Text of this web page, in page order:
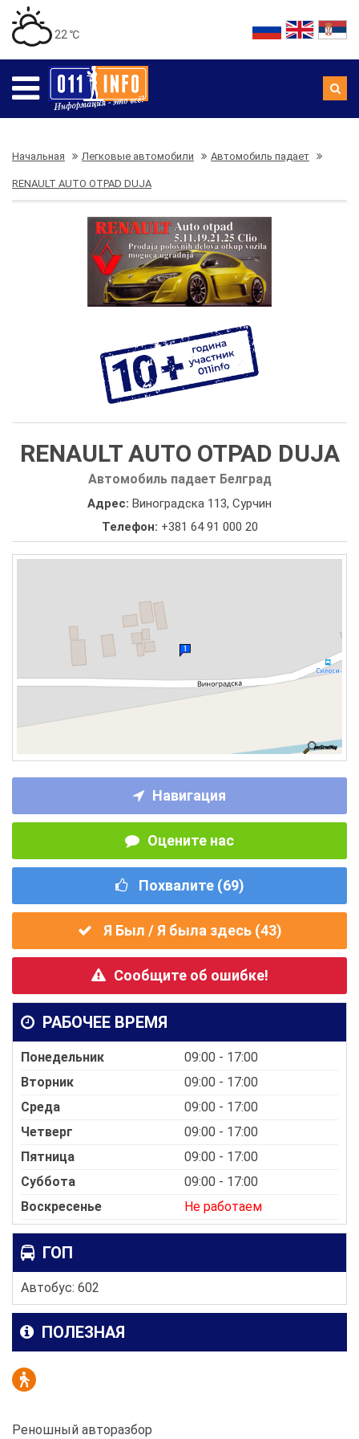
22 ℃
Начальная Легковые автомобили Автомобиль падает
RENAULT AUTO OTPAD DUJA
RENAULT AUTO OTPAD DUJA
Автомобиль падает Белград
Адрес: Виноградска 113, Сурчин
Телефон: +381 64 91 000 20
Навигация
Оцените нас
Похвалите (69)
Я Был / Я была здесь (43)
Сообщите об ошибке!
РАБОЧЕЕ ВРЕМЯ
Понедельник
09:00 - 17:00
Вторник
09:00 - 17:00
Среда
09:00 - 17:00
Четверг
09:00 - 17:00
Пятница
09:00 - 17:00
Суббота
09:00 - 17:00
Воскресенье
Не работаем
ГОП
Автобус: 602
ПОЛЕЗНАЯ
Реношный авторазбор